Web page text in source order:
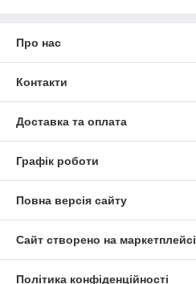
Про нас
Контакти
Доставка та оплата
Графік роботи
Повна версія сайту
Сайт створено на маркетплейсі
Політика конфіденційності